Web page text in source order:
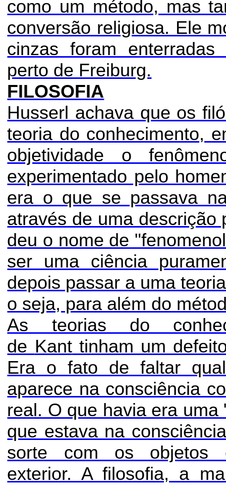
como um método, mas
conversão religiosa. Ele
cinzas foram
perto de Freiburg.
FILOSOFIA
Husserl achava que os
teoria do conhecimento,
objetividade o
experimentado pelo
era o que se passava
através de uma descrição
deu o nome de "
ser uma ciência
depois passar a uma
o seja, para além do
As teorias do
de Kanttinham um
Era o fato de faltar
aparece na consciência
real. O que havia era
que estava na
sorte com os objetos
exterior. A filosofia, a